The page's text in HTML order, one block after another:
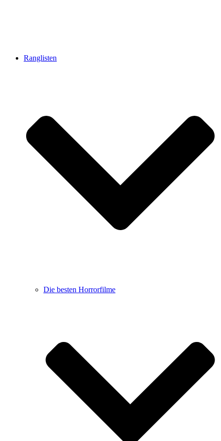
Ranglisten
Die besten Horrorfilme